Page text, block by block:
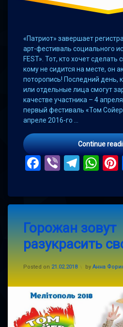
«Патриот» завершает
арт-фестиваль социального
FEST». Тот, кто хочет сделать
кому не сидится на месте, он
поторопись! Последний день,
или отдельные лица смогут
качестве участника – 4
первый фестиваль «Том Сойер
апреле 2016-го …
Continue
Facebook
Viber
Горожан зовут
разукрасить
Posted on 21.02.2018
Updated on
by Анна
арт-
фестиваль
мелитополь
a
Comment
on
Горожан
разукрасить